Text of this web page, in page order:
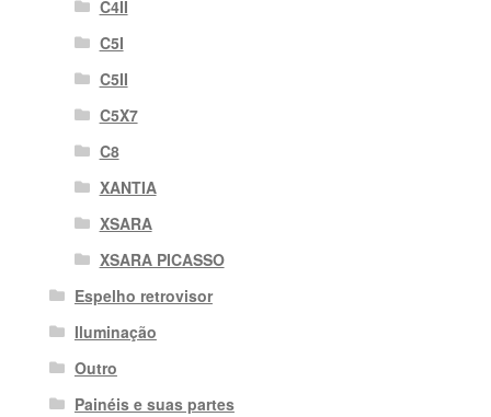
C4II
C5I
C5II
C5X7
C8
XANTIA
XSARA
XSARA PICASSO
Espelho retrovisor
Iluminação
Outro
Painéis e suas partes